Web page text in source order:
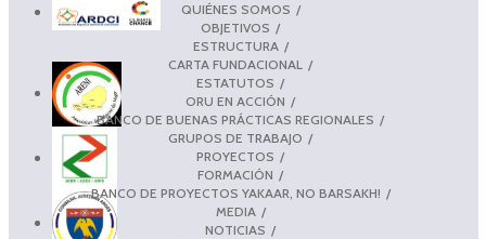
QUIÉNES SOMOS
OBJETIVOS
ESTRUCTURA
CARTA FUNDACIONAL
ESTATUTOS
ORU EN ACCIÓN
BANCO DE BUENAS PRÁCTICAS REGIONALES
GRUPOS DE TRABAJO
PROYECTOS
FORMACIÓN
BANCO DE PROYECTOS YAKAAR, NO BARSAKH!
MEDIA
NOTICIAS